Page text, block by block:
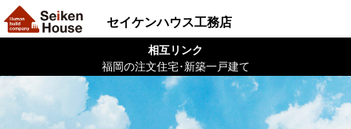
相互リンク
福岡の注文住宅･新築一戸建て
セイケンハウス工務店